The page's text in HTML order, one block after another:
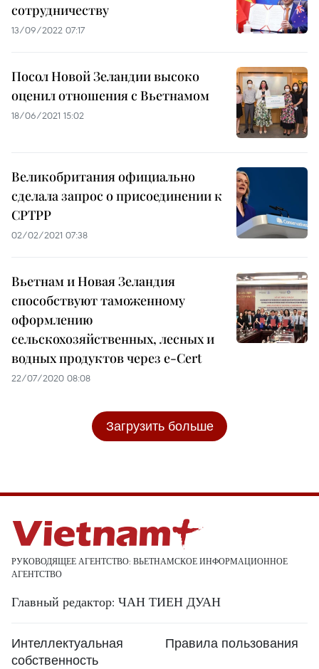
сотрудничеству
13/09/2022 07:17
Посол Новой Зеландии высоко
оценил отношения с Вьетнамом
18/06/2021 15:02
Великобритания официально
сделала запрос о присоединении к
CPTPP
02/02/2021 07:38
Вьетнам и Новая Зеландия
способствуют таможенному
оформлению
сельскохозяйственных, лесных и
водных продуктов через e-Cert
22/07/2020 08:08
Загрузить больше
РУКОВОДЯЩЕЕ АГЕНТСТВО: ВЬЕТНАМСКОЕ ИНФОРМАЦИОННОЕ
АГЕНТСТВО
Главный редактор: ЧАН ТИЕН ДУАН
Интеллектуальная
собственность
Правила пользования